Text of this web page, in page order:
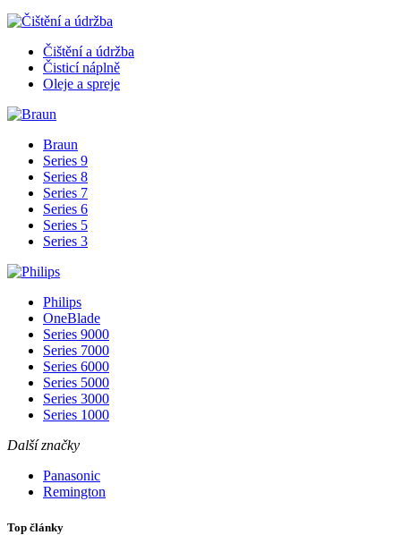
Čištění a údržba
Čisticí náplně
Oleje a spreje
Braun
Series 9
Series 8
Series 7
Series 6
Series 5
Series 3
Philips
OneBlade
Series 9000
Series 7000
Series 6000
Series 5000
Series 3000
Series 1000
Další značky
Panasonic
Remington
Top články